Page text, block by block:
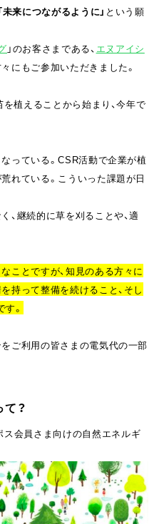
未来につながるように」 という願
」のお客さまである、 エヌアイシ
にもご参加いただきました。
植えることから始まり、今年で
っている。CSR活動で企業が植
れている。こういった課題が日
、継続的に草を刈ることや、適
ことですが、知見のある方々に
持って整備を続けること、そし
。
ご利用の皆さまの電気代の一部
？
ス会員さま向けの自然エネルギ